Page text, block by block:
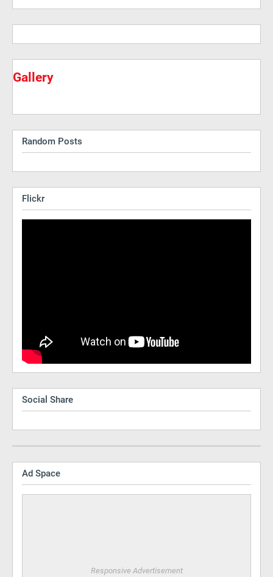
Gallery
Random Posts
Flickr
Social Share
Ad Space
Responsive Advertisement